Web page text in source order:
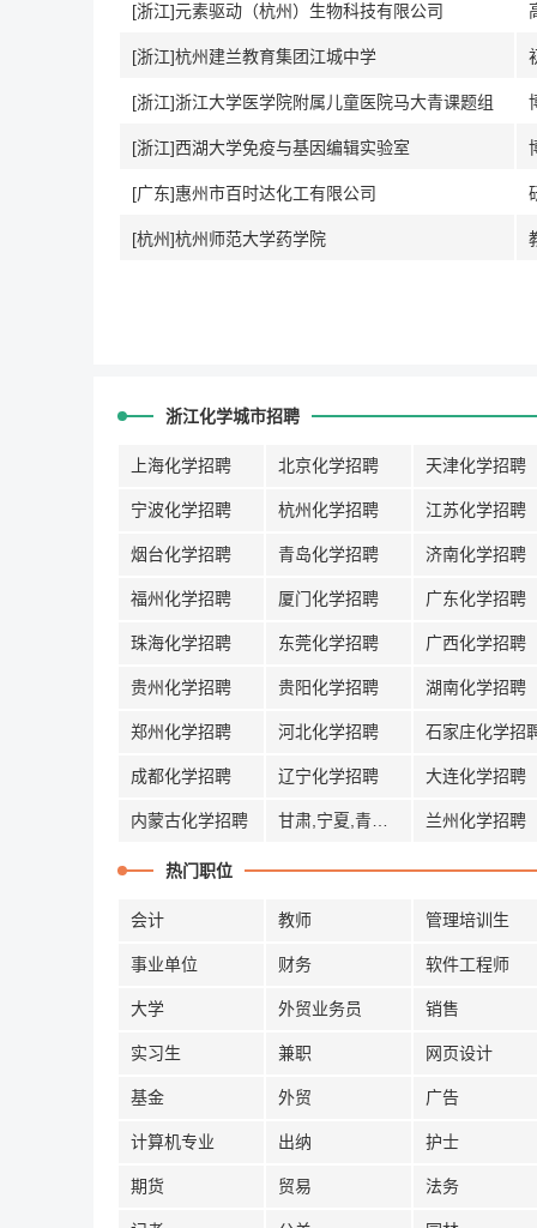
[浙江]元素驱动（杭州）生物科技有限公司
[浙江]杭州建兰教育集团江城中学
[浙江]浙江大学医学院附属儿童医院马大青课题组
[浙江]西湖大学免疫与基因编辑实验室
[广东]惠州市百时达化工有限公司
[杭州]杭州师范大学药学院
浙江化学城市招聘
上海化学招聘 北京化学招聘 天津化学招聘
宁波化学招聘 杭州化学招聘 江苏化学招聘
烟台化学招聘 青岛化学招聘 济南化学招聘
福州化学招聘 厦门化学招聘 广东化学招聘
珠海化学招聘 东莞化学招聘 广西化学招聘
贵州化学招聘 贵阳化学招聘 湖南化学招聘
郑州化学招聘 河北化学招聘 石家庄化学招
成都化学招聘 辽宁化学招聘 大连化学招聘
内蒙古化学招聘 兰州化学招聘
热门职位
会计 教师 管理培训生
事业单位 财务 软件工程师
大学 外贸业务员 销售
实习生 兼职 网页设计
基金 外贸 广告
计算机专业 出纳 护士
期货 贸易 法务